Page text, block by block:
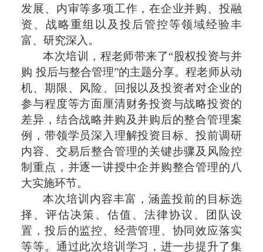
发展、内审等多项工作，在企业并购、投融
资、战略重组以及投后管控等领域经验丰
富、研究深入。
本次培训，程老师带来了“股权投资与并
购 投后与整合管理”的主题分享。程老师从动
机、期限、风险、回报以及投资者对企业的
参与程度等方面厘清财务投资与战略投资的
差异，结合战略并购及并购后的整合管理案
例，带领学员深入理解投资目标、投前调研
内容、交易后整合管理的关键步骤及风险控
制重点，并逐一讲授中企并购整合管理的八
大实施环节。
本次培训内容丰富，涵盖投前的目标选
择、评估决策、估值、法律协议、团队设
置，投后的监控、经营管理、协同效应落实
等等。通过此次培训学习，进一步提升了集